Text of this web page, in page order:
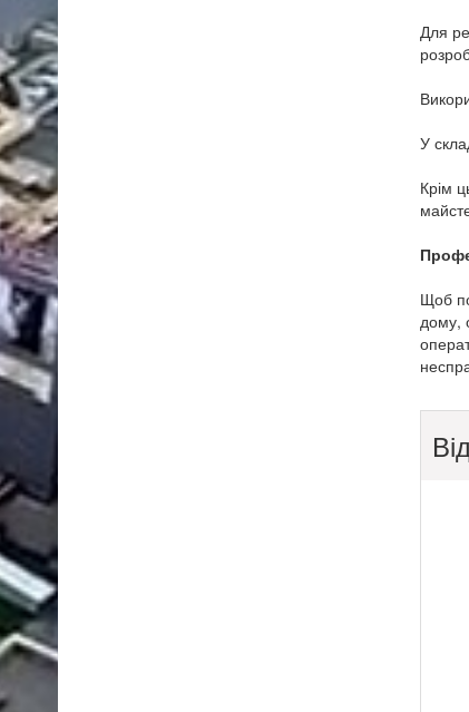
Для
У
Крім
Щоб
дому,